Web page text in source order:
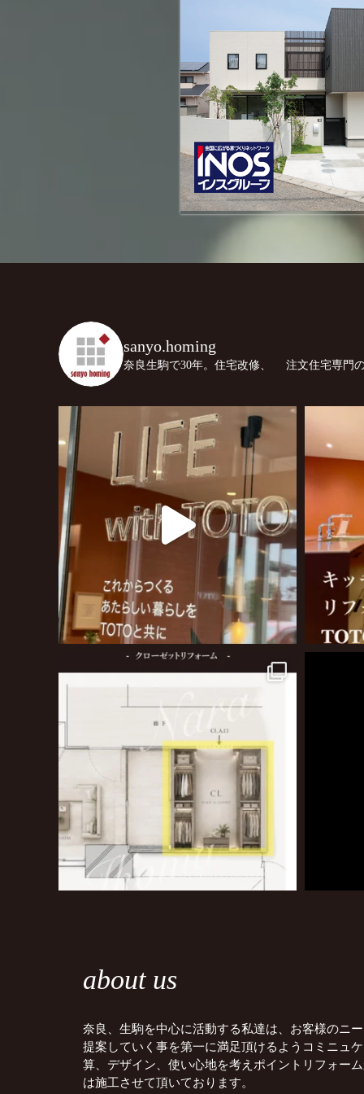
sanyo.homing
奈良生駒で30年。住宅改修、 注文住宅専門
about us
奈良、生駒を中心に活動する私達は、お客様のニ
提案していく事を第一に満足頂けるようコミニュ
算、デザイン、使い心地を考えポイントリフォー
は施工させて頂いております。